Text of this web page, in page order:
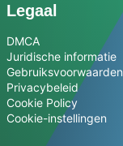
Legaal
DMCA
Juridische informatie
Gebruiksvoorwaarden
Privacybeleid
Cookie Policy
Cookie-instellingen